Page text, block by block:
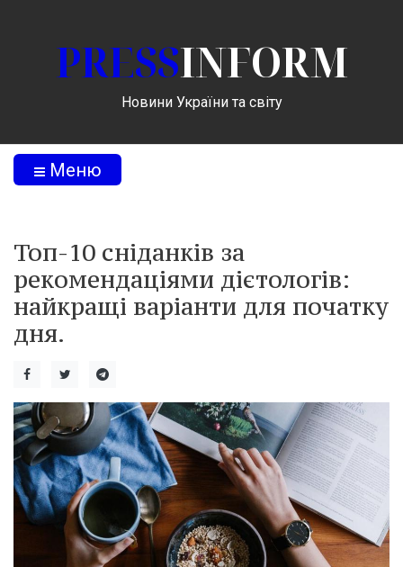
PRESSINFORM
Новини України та світу
Меню
Топ-10 сніданків за
рекомендаціями дієтологів:
найкращі варіанти для початку
дня.